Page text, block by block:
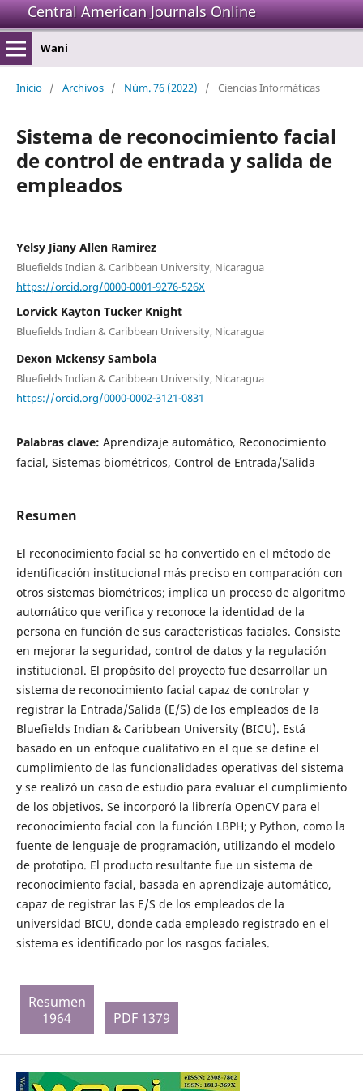
Central American Journals Online
Wani
Inicio / Archivos / Núm. 76 (2022) / Ciencias Informáticas
Sistema de reconocimiento facial
de control de entrada y salida de
empleados
Yelsy Jiany Allen Ramirez
Bluefields Indian & Caribbean University, Nicaragua
https://orcid.org/0000-0001-9276-526X
Lorvick Kayton Tucker Knight
Bluefields Indian & Caribbean University, Nicaragua
Dexon Mckensy Sambola
Bluefields Indian & Caribbean University, Nicaragua
https://orcid.org/0000-0002-3121-0831
Palabras clave: Aprendizaje automático, Reconocimiento
facial, Sistemas biométricos, Control de Entrada/Salida
Resumen
El reconocimiento facial se ha convertido en el método de
identificación institucional más preciso en comparación con
otros sistemas biométricos; implica un proceso de algoritmo
automático que verifica y reconoce la identidad de la
persona en función de sus características faciales. Consiste
en mejorar la seguridad, control de datos y la regulación
institucional. El propósito del proyecto fue desarrollar un
sistema de reconocimiento facial capaz de controlar y
registrar la Entrada/Salida (E/S) de los empleados de la
Bluefields Indian & Caribbean University (BICU). Está
basado en un enfoque cualitativo en el que se define el
cumplimiento de las funcionalidades operativas del sistema
y se realizó un caso de estudio para evaluar el cumplimiento
de los objetivos. Se incorporó la librería OpenCV para el
reconocimiento facial con la función LBPH; y Python, como la
fuente de lenguaje de programación, utilizando el modelo
de prototipo. El producto resultante fue un sistema de
reconocimiento facial, basada en aprendizaje automático,
capaz de registrar las E/S de los empleados de la
universidad BICU, donde cada empleado registrado en el
sistema es identificado por los rasgos faciales.
Resumen
1964
PDF 1379